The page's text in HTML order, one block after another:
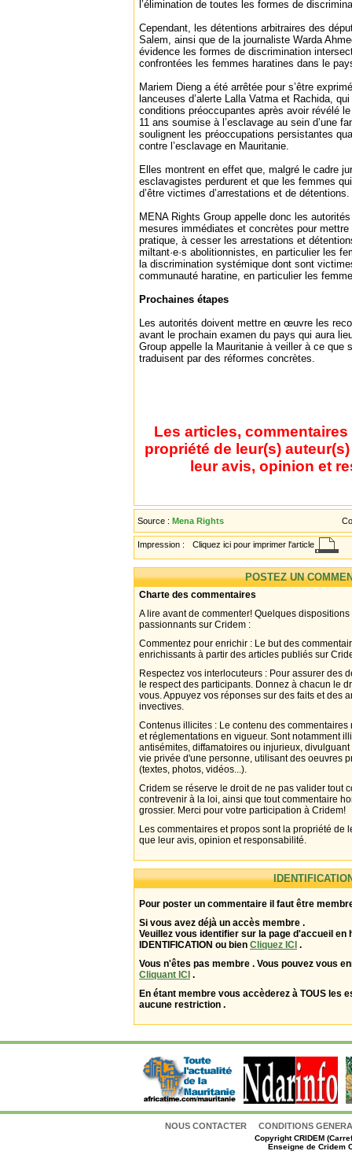
l’élimination de toutes les formes de
Cependant, les détentions arbitraires des
Salem, ainsi que de la journaliste Warda
évidence les formes de discrimination
confrontées les femmes haratines dans le
Mariem Dieng a été arrêtée pour s’être
lanceuses d’alerte Lalla Vatma et Rachida,
conditions préoccupantes après avoir révélé
11 ans soumise à l’esclavage au sein d’une
soulignent les préoccupations persistantes
contre l’esclavage en Mauritanie.
Elles montrent en effet que, malgré le cadre
esclavagistes perdurent et que les femmes
d’être victimes d’arrestations et de détentions.
MENA Rights Group appelle donc les
mesures immédiates et concrètes pour mettre
pratique, à cesser les arrestations et
miltant·e·s abolitionnistes, en particulier les
la discrimination systémique dont sont
communauté haratine, en particulier les
Prochaines étapes
Les autorités doivent mettre en œuvre les
avant le prochain examen du pays qui aura
Group appelle la Mauritanie à veiller à ce que
traduisent par des réformes concrètes.
Les articles,
propriété de leur(s)
leur avis, opinion et
Source : Mena Rights
Impression : Cliquez ici pour imprimer l'article
POSTEZ UN
Charte des commentaires
A lire avant de commenter! Quelques
passionnants sur Cridem :
Commentez pour enrichir : Le but des
enrichissants à partir des articles publiés sur
Respectez vos interlocuteurs : Pour assurer des
le respect des participants. Donnez à chacun le
vous. Appuyez vos réponses sur des faits et des
invectives.
Contenus illicites : Le contenu des
et réglementations en vigueur. Sont notamment
antisémites, diffamatoires ou injurieux,
vie privée d'une personne, utilisant des oeuvres
(textes, photos, vidéos...).
Cridem se réserve le droit de ne pas valider tout
contrevenir à la loi, ainsi que tout commentaire
grossier. Merci pour votre participation à Cridem!
Les commentaires et propos sont la propriété de
que leur avis, opinion et responsabilité.
Pour poster un commentaire il faut être
Si vous avez déjà un accès membre .
Veuillez vous identifier sur la page d'accueil en
IDENTIFICATION ou bien Cliquez ICI .
Vous n'êtes pas membre . Vous pouvez vous
Cliquant ICI .
En étant membre vous accèderez à TOUS les
aucune restriction .
NOUS CONTACTER CONDITIONS
CopyrightCRIDEM
Enseigne de Cridem